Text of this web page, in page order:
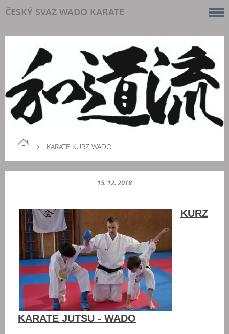
ČESKÝ SVAZ WADO KARATE
KARATE KURZ WADO
15. 12. 2018
KURZ
KARATE JUTSU - WADO